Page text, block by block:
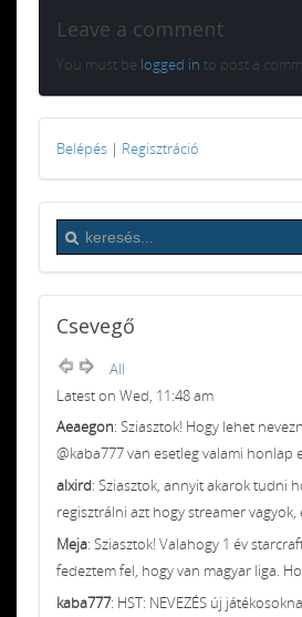
Leave a comment
You must be logged in to post a
Belépés | Regisztráció
Csevegő
All
Latest on Wed, 11:48 am
Aeaegon: Sziasztok! Hogy lehet
@kaba777 van esetleg valami honlap
alxird: Sziasztok, annyit akarok tudni
regisztrálni azt hogy streamer vagyok,
Meja: Sziasztok! Valahogy 1 év
fedeztem fel, hogy van magyar liga.
kaba777: HST: NEVEZÉS új